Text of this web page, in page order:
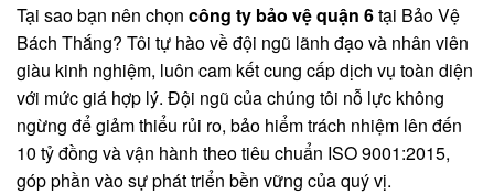
Tại sao bạn nên chọn công ty bảo vệ quận 6tại Bảo Vệ
Bách Thắng? Tôi tự hào về đội ngũ lãnh đạo và nhân viên
giàu kinh nghiệm, luôn cam kết cung cấp dịch vụ toàn diện
với mức giá hợp lý. Đội ngũ của chúng tôi nỗ lực không
ngừng để giảm thiểu rủi ro, bảo hiểm trách nhiệm lên đến
10 tỷ đồng và vận hành theo tiêu chuẩn ISO 9001:2015,
góp phần vào sự phát triển bền vững của quý vị.